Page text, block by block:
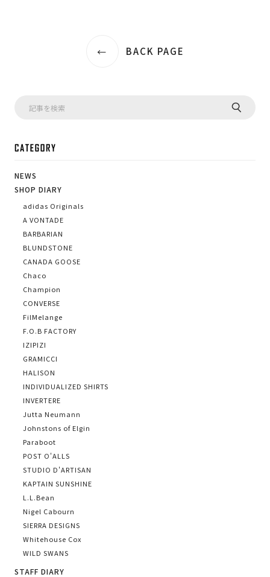
BACK PAGE
NEWS
SHOP DIARY
adidas Originals
A VONTADE
BARBARIAN
BLUNDSTONE
CANADA GOOSE
Chaco
Champion
CONVERSE
FilMelange
F.O.B FACTORY
IZIPIZI
GRAMICCI
HALISON
INDIVIDUALIZED SHIRTS
INVERTERE
Jutta Neumann
Johnstons of Elgin
Paraboot
POST O'ALLS
STUDIO D'ARTISAN
KAPTAIN SUNSHINE
L.L.Bean
Nigel Cabourn
SIERRA DESIGNS
Whitehouse Cox
WILD SWANS
STAFF DIARY